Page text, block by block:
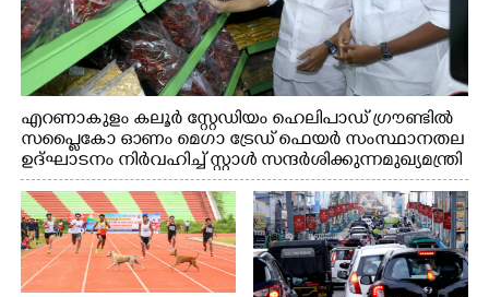
എറണാകുളം കലൂർ സ്റ്റേഡിയം ഹെലിപാഡ് ഗ്രൗണ്ടിൽ
സപ്ളൈകോ ഓണം മെഗാ ട്രേഡ് ഫെയർ സംസ്ഥാനതല
ഉദ്ഘാടനം നിർവഹിച്ച് സ്റ്റാൾ സന്ദർശിക്കുന്ന മുഖ്യമന്ത്രി
വി.ഡി. സതീശൻ. മന്ത്രി അനൂപ് ജേക്കബ് സമീപം